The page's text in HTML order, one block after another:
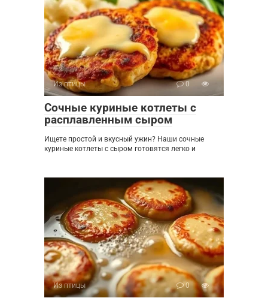
Из птицы 0
Сочные куриные котлеты с
расплавленным сыром
Ищете простой и вкусный ужин? Наши сочные
куриные котлеты с сыром готовятся легко и
Из птицы 0